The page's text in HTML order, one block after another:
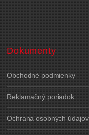
Dokumenty
Obchodné podmienky
Reklamačný poriadok
Ochrana osobných údajov